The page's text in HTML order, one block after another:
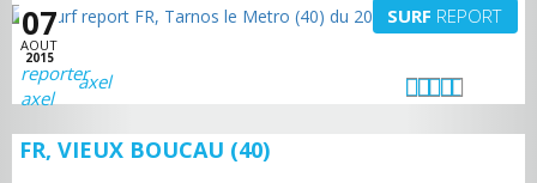
07
AOUT
2015
SURF REPORT
axel
FR, VIEUX BOUCAU (40)